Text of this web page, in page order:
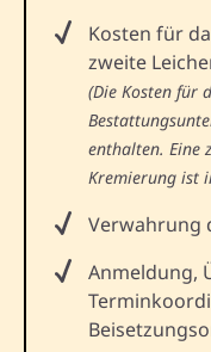
Kosten für
zweite
(Die Kosten für
enthalten. Eine
Kremierung ist
Verwahrung
Anmeldung,